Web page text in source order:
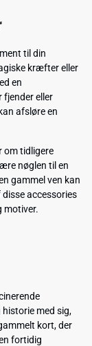
til din
kræfter eller
en
fjender eller
afsløre en
om tidligere
nøglen til en
gammel ven kan
accessories
motiver.
med sig,
kort, der
fortidig